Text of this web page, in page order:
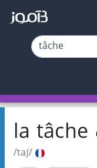
la tâche
/taʃ/